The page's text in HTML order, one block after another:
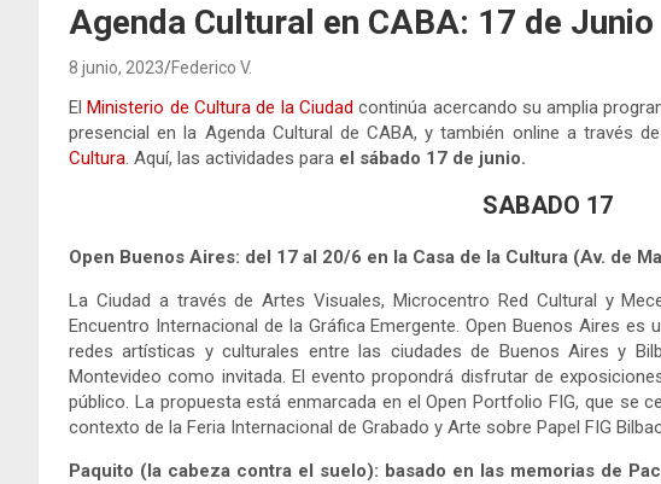
Agenda Cultural en CABA: 17 de Junio
8 junio, 2023 Federico V.
ElMinisterio de Cultura de la Ciudad continúa acercando su amplia
presencial en la Agenda Cultural de CABA, y también online a través
Cultura. Aquí, las actividades para el sábado 17 de junio.
SABADO 17
Open Buenos Aires: del 17 al 20/6 en la Casa de la Cultura (Av. de
La Ciudad a través de Artes Visuales, Microcentro Red Cultural y
Encuentro Internacional de la Gráfica Emergente. Open Buenos Aires es
redes artísticas y culturales entre las ciudades de Buenos Aires y
Montevideo como invitada. El evento propondrá disfrutar de
público. La propuesta está enmarcada en el Open Portfolio FIG, que se
contexto de la Feria Internacional de Grabado y Arte sobre Papel FIG
Paquito (la cabeza contra el suelo): basado en las memorias de